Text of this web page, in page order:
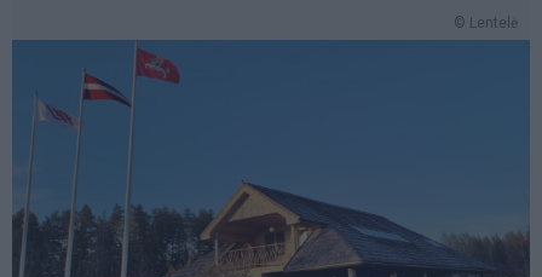
© Lentelė